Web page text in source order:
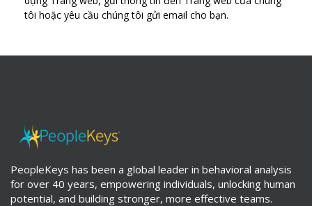
tôi hoặc yêu cầu chúng tôi gửi email cho bạn.
PeopleKeys has been a global leader in behavioral analysis
for over 40 years, empowering individuals, unlocking human
potential, and building stronger, more effective teams.